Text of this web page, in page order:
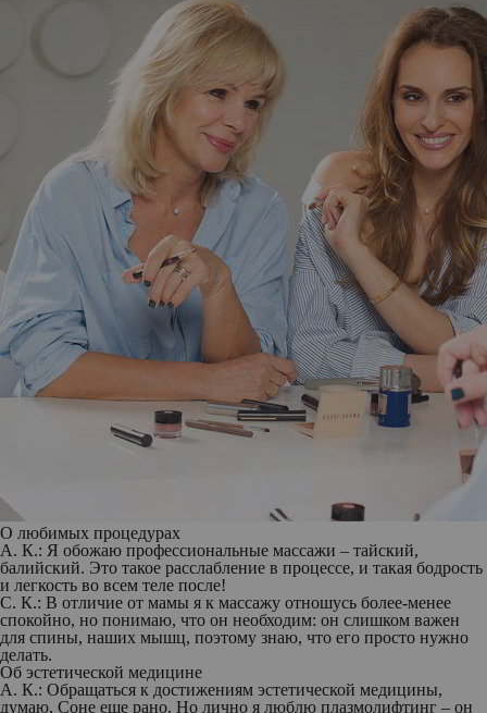
О любимых процедурах
А. К.: Я обожаю профессиональные массажи – тайский,
балийский. Это такое расслабление в процессе, и такая бодрость
и легкость во всем теле после!
С. К.: В отличие от мамы я к массажу отношусь более-менее
спокойно, но понимаю, что он необходим: он слишком важен
для спины, наших мышц, поэтому знаю, что его просто нужно
делать.
Об эстетической медицине
А. К.: Обращаться к достижениям эстетической медицины,
думаю, Соне еще рано. Но лично я люблю плазмолифтинг – он